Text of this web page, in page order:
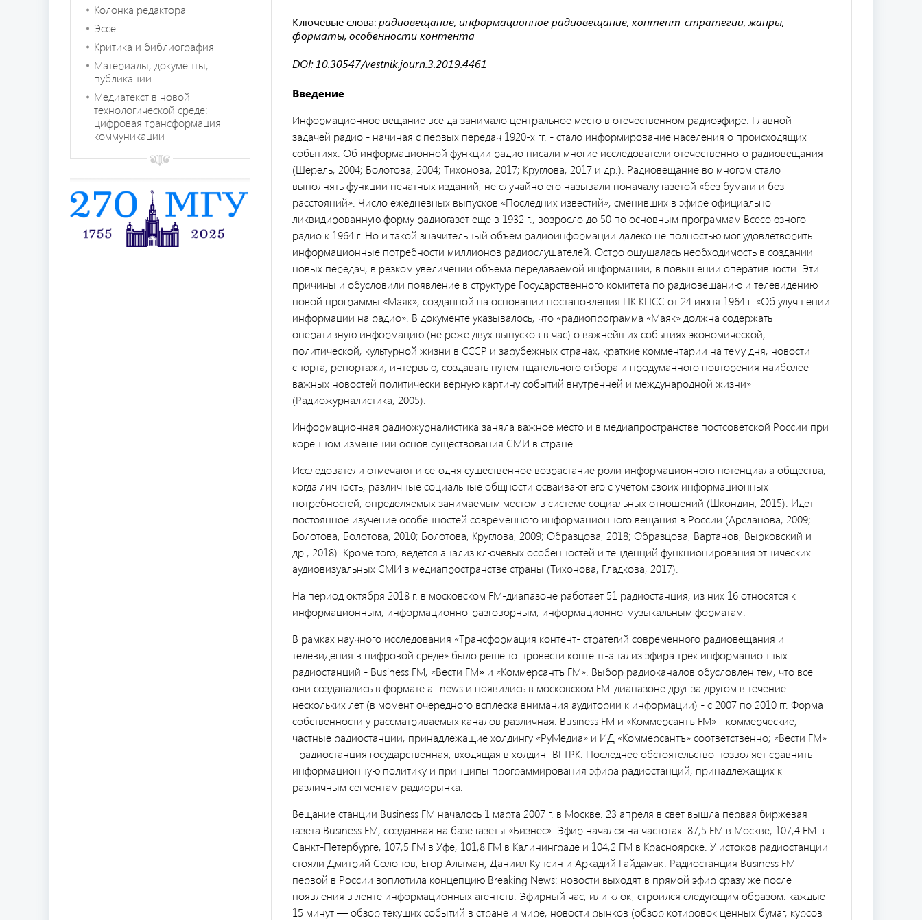
Колонка редактора
Эссе
Критика и библиография
Материалы, документы,
публикации
Медиатекст в новой
технологической среде:
цифровая трансформация
коммуникации
Ключевые слова:радиовещание, информационное радиовещание, контент-стратегии, жанры,
форматы, особенности контента
DOI: 10.30547/vestnik.journ.3.2019.4461
Введение
Информационное вещание всегда занимало центральное место в отечественном радиоэфире. Главной
задачей радио - начиная с первых передач 1920-х гг. - стало информирование населения о происходящих
событиях. Об информационной функции радио писали многие исследователи отечественного радиовещания
(Шерель, 2004; Болотова, 2004; Тихонова, 2017; Круглова, 2017 и др.). Радиовещание во многом стало
выполнять функции печатных изданий, не случайно его называли поначалу газетой «без бумаги и без
расстояний». Число ежедневных выпусков «Последних известий», сменивших в эфире официально
ликвидированную форму радиогазет еще в 1932 г., возросло до 50 по основным программам Всесоюзного
радио к 1964 г. Но и такой значительный объем радиоинформации далеко не полностью мог удовлетворить
информационные потребности миллионов радиослушателей. Остро ощущалась необходимость в создании
новых передач, в резком увеличении объема передаваемой информации, в повышении оперативности. Эти
причины и обусловили появление в структуре Государственного комитета по радиовещанию и телевидению
новой программы «Маяк», созданной на основании постановления ЦК КПСС от 24 июня 1964 г. «Об улучшении
информации на радио». В документе указывалось, что «радиопрограмма «Маяк» должна содержать
оперативную информацию (не реже двух выпусков в час) о важнейших событиях экономической,
политической, культурной жизни в СССР и зарубежных странах, краткие комментарии на тему дня, новости
спорта, репортажи, интервью, создавать путем тщательного отбора и продуманного повторения наиболее
важных новостей политически верную картину событий внутренней и международной жизни»
(Радиожурналистика, 2005).
Информационная радиожурналистика заняла важное место и в медиапространстве постсоветской России при
коренном изменении основ существования СМИ в стране.
Исследователи отмечают и сегодня существенное возрастание роли информационного потенциала общества,
когда личность, различные социальные общности осваивают его с учетом своих информационных
потребностей, определяемых занимаемым местом в системе социальных отношений (Шкондин, 2015). Идет
постоянное изучение особенностей современного информационного вещания в России (Арсланова, 2009;
Болотова, Болотова, 2010; Болотова, Круглова, 2009; Образцова, 2018; Образцова, Вартанов, Вырковский и
др., 2018). Кроме того, ведется анализ ключевых особенностей и тенденций функционирования этнических
аудиовизуальных СМИ в медиапространстве страны (Тихонова, Гладкова, 2017).
На период октября 2018 г. в московском FM-диапазоне работает 51 радиостанция, из них 16 относятся к
информационным, информационно-разговорным, информационно-музыкальным форматам.
В рамках научного исследования «Трансформация контент- стратегий современного радиовещания и
телевидения в цифровой среде» было решено провести контент-анализ эфира трех информационных
радиостанций - Business FM, «Вести FM»и «Коммерсантъ FM». Выбор радиоканалов обусловлен тем, что все
они создавались в формате all news и появились в московском FM-диапазоне друг за другом в течение
нескольких лет (в момент очередного всплеска внимания аудитории к информации) - с 2007 по 2010 гг. Форма
собственности у рассматриваемых каналов различная: Business FM и «Коммерсантъ FM» - коммерческие,
частные радиостанции, принадлежащие холдингу «РуМедиа» и ИД «Коммерсантъ» соответственно; «Вести FM»
- радиостанция государственная, входящая в холдинг ВГТРК. Последнее обстоятельство позволяет сравнить
информационную политику и принципы программирования эфира радиостанций, принадлежащих к
различным сегментам радиорынка.
Вещание станции Business FM началось 1 марта 2007 г. в Москве. 23 апреля в свет вышла первая биржевая
газета Business FM, созданная на базе газеты «Бизнес». Эфир начался на частотах: 87,5 FM в Москве, 107,4 FM в
Санкт-Петербурге, 107,5 FM в Уфе, 101,8 FM в Калининграде и 104,2 FM в Красноярске. У истоков радиостанции
стояли Дмитрий Солопов, Егор Альтман, Даниил Купсин и Аркадий Гайдамак. Радиостанция Business FM
первой в России воплотила концепцию Breaking News: новости выходят в прямой эфир сразу же после
появления в ленте информационных агентств. Эфирный час, или клок, строился следующим образом: каждые
15 минут — обзор текущих событий в стране и мире, новости рынков (обзор котировок ценных бумаг, курсов